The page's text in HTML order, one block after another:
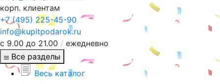
корп. клиентам
+7 (495) 225-45-90
info@kupitpodarok.ru
с 9.00 до 21.00 / ежедневно
Все разделы
Весь каталог